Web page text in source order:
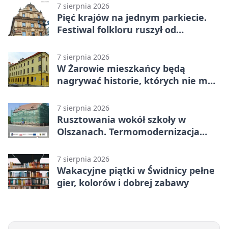
7 sierpnia 2026
Pięć krajów na jednym parkiecie.
Festiwal folkloru ruszył od
7 sierpnia 2026
W Żarowie mieszkańcy będą
nagrywać historie, których nie ma
7 sierpnia 2026
Rusztowania wokół szkoły w
Olszanach. Termomodernizacja
7 sierpnia 2026
Wakacyjne piątki w Świdnicy pełne
gier, kolorów i dobrej zabawy